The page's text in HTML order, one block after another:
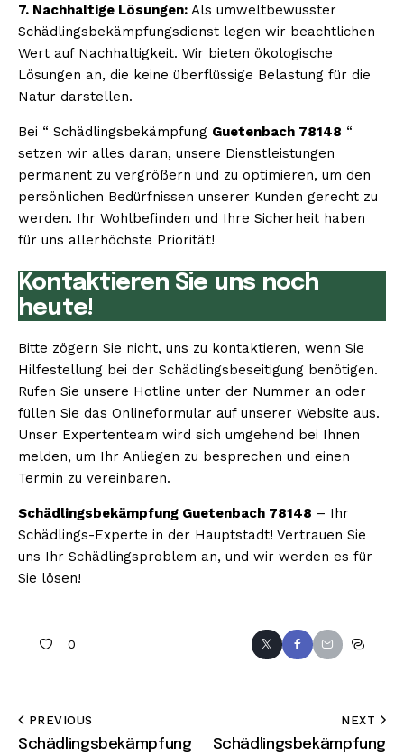
7. Nachhaltige Lösungen: Als umweltbewusster
Schädlingsbekämpfungsdienst legen wir beachtlichen
Wert auf Nachhaltigkeit. Wir bieten ökologische
Lösungen an, die keine überflüssige Belastung für die
Natur darstellen.
Bei “ Schädlingsbekämpfung Guetenbach 78148 “
setzen wir alles daran, unsere Dienstleistungen
permanent zu vergrößern und zu optimieren, um den
persönlichen Bedürfnissen unserer Kunden gerecht zu
werden. Ihr Wohlbefinden und Ihre Sicherheit haben
für uns allerhöchste Priorität!
Kontaktieren Sie uns noch
heute!
Bitte zögern Sie nicht, uns zu kontaktieren, wenn Sie
Hilfestellung bei der Schädlingsbeseitigung benötigen.
Rufen Sie unsere Hotline unter der Nummer an oder
füllen Sie das Onlineformular auf unserer Website aus.
Unser Expertenteam wird sich umgehend bei Ihnen
melden, um Ihr Anliegen zu besprechen und einen
Termin zu vereinbaren.
Schädlingsbekämpfung Guetenbach 78148 – Ihr
Schädlings-Experte in der Hauptstadt! Vertrauen Sie
uns Ihr Schädlingsproblem an, und wir werden es für
Sie lösen!
0
PREVIOUS
Schädlingsbekämpfung
NEXT
Schädlingsbekämpfung